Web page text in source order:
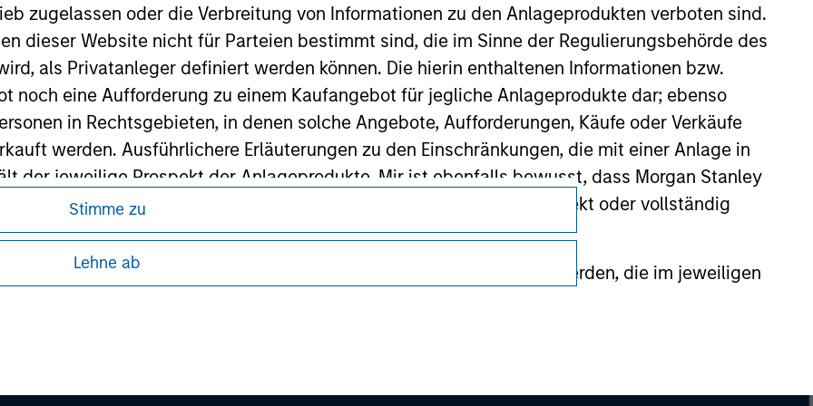
zugelassen oder die Verbreitung von Informationen zu den Anlageprodukten verboten sind.
dieser Website nicht für Parteien bestimmt sind, die im Sinne der Regulierungsbehörde des
als Privatanleger definiert werden können. Die hierin enthaltenen Informationen bzw.
noch eine Aufforderung zu einem Kaufangebot für jegliche Anlageprodukte dar; ebenso
in Rechtsgebieten, in denen solche Angebote, Aufforderungen, Käufe oder Verkäufe
werden. Ausführlichere Erläuterungen zu den Einschränkungen, die mit einer Anlage in
der jeweilige Prospekt der Anlageprodukte. Mir ist ebenfalls bewusst, dass Morgan Stanley
gewährleistet, dass jegliche Informationen auf dieser Website korrekt oder vollständig
Fonds sollten nur auf Grundlage der Informationen gestellt werden, die im jeweiligen
Stanley Investment Management und seine verbundenen Unternehmen haften jedoch
Stimme zu
Lehne ab
Careers
da in diesen bestimmte gesetzliche und
von Informationen zu den Anlageprodukten
Datenschutz